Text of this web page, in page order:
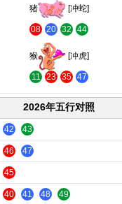
猪 [冲蛇]
08 20 32 44
猴 [冲虎]
11 23 35 47
2026年五行对照
42 43
46 47
45
40 41 48 49